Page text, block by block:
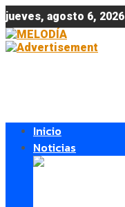
jueves, agosto 6, 2026
Inicio
Noticias